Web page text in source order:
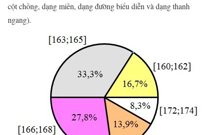
cột chồng, dạng miền, dạng đường biểu diễn và dạng thanh
ngang).